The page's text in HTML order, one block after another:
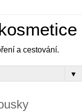
a cestování.
▼